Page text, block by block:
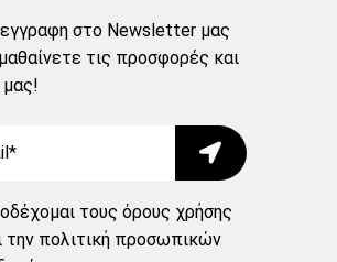
στο Newsletter μας
τις προσφορές και
μας!
Submit
τουςόρους χρήσης
την πολιτική προσωπικών